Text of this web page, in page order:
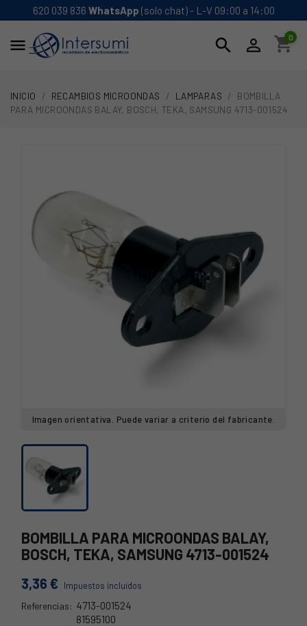
620 039 836 WhatsApp (solo chat) - L-V 09:00 a 14:00
 search  shopping_cart
0
INICIO RECAMBIOS MICROONDAS LAMPARAS
BOMBILLA
PARA MICROONDAS BALAY, BOSCH, TEKA, SAMSUNG 4713-001524
Imagen orientativa. Puede variar a criterio del fabricante.
BOMBILLA PARA MICROONDAS BALAY,
BOSCH, TEKA, SAMSUNG 4713-001524
3,36 € Impuestos incluidos
Referencias: 4713-001524
81595100